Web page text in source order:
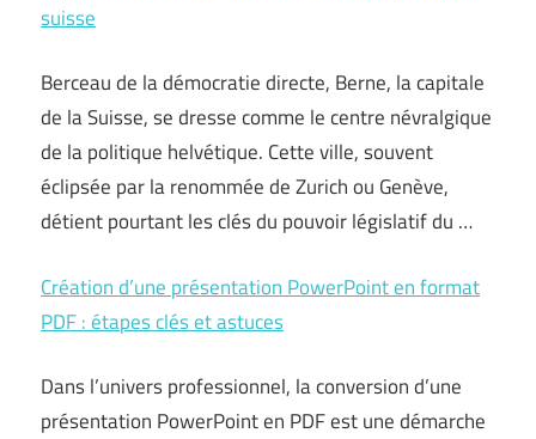
suisse
Berceau de la démocratie directe, Berne, la capitale
de la Suisse, se dresse comme le centre névralgique
de la politique helvétique. Cette ville, souvent
éclipsée par la renommée de Zurich ou Genève,
détient pourtant les clés du pouvoir législatif du …
Création d’une présentation PowerPoint en format
PDF : étapes clés et astuces
Dans l’univers professionnel, la conversion d’une
présentation PowerPoint en PDF est une démarche